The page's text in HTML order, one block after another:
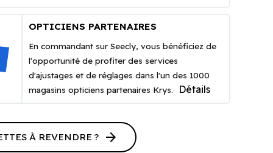
OPTICIENS PARTENAIRES
En commandant sur Seecly, vous bénéficiez de
l'opportunité de profiter des services
d'ajustages et de réglages dans l'un des 1000
magasins opticiens partenaires Krys.
Détails
À REVENDRE ? arrow_forward